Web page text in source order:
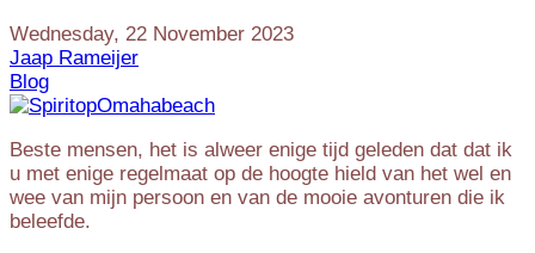
Wednesday, 22 November 2023
Jaap Rameijer
Blog
Beste mensen, het is alweer enige tijd geleden dat dat ik
u met enige regelmaat op de hoogte hield van het wel en
wee van mijn persoon en van de mooie avonturen die ik
beleefde.